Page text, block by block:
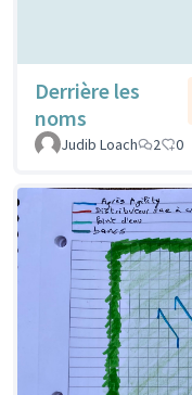
Derrière les
noms
Judib Loach
2 0